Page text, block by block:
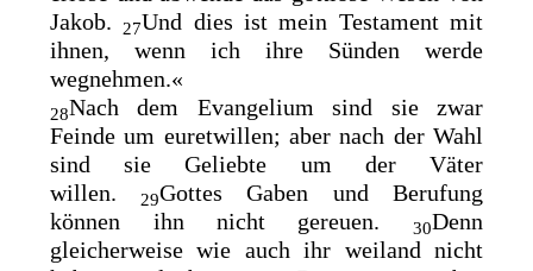
Jakob.
27Und dies ist mein Testament mit
ihnen, wenn ich ihre Sünden werde
wegnehmen.«
28Nach dem Evangelium sind sie zwar
Feinde um euretwillen; aber nach der Wahl
sind sie Geliebte um der Väter
willen.
29Gottes Gaben und Berufung
können ihn nicht gereuen.
30Denn
gleicherweise wie auch ihr weiland nicht